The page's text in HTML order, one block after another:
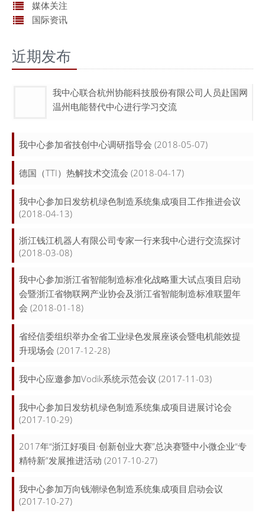
媒体关注
国际资讯
近期发布
我中心联合杭州协能科技股份有限公司人员赴国网
温州电能替代中心进行学习交流
我中心参加省技创中心调研指导会 (2018-05-07)
德国（TTI）热解技术交流会 (2018-04-17)
我中心参加日发纺机绿色制造系统集成项目工作推进会议
(2018-04-13)
浙江钱江机器人有限公司专家一行来我中心进行交流探讨
(2018-03-08)
我中心参加浙江省智能制造标准化战略重大试点项目启动
会暨浙江省物联网产业协会及浙江省智能制造标准联盟年
会 (2018-01-18)
省经信委组织举办全省工业绿色发展座谈会暨电机能效提
升现场会 (2017-12-28)
我中心应邀参加Vodik系统示范会议 (2017-11-03)
我中心参加日发纺机绿色制造系统集成项目进展讨论会
(2017-10-29)
2017年“浙江好项目·创新创业大赛”总决赛暨中小微企业“专
精特新”发展推进活动 (2017-10-27)
我中心参加万向钱潮绿色制造系统集成项目启动会议
(2017-10-27)